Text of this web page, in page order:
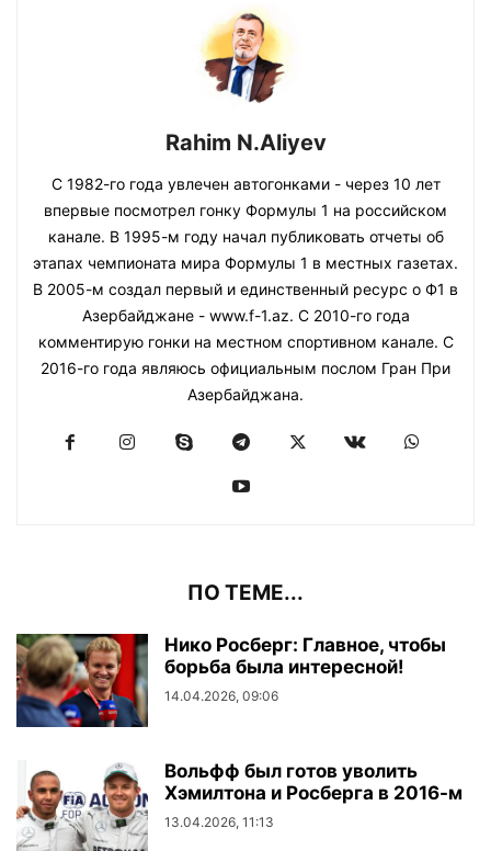
Rahim N.Aliyev
С 1982-го года увлечен автогонками - через 10 лет
впервые посмотрел гонку Формулы 1 на российском
канале. В 1995-м году начал публиковать отчеты об
этапах чемпионата мира Формулы 1 в местных газетах.
В 2005-м создал первый и единственный ресурс о Ф1 в
Азербайджане - www.f-1.az. С 2010-го года
комментирую гонки на местном спортивном канале. С
2016-го года являюсь официальным послом Гран При
Азербайджана.
ПО ТЕМЕ...
Нико Росберг: Главное, чтобы
борьба была интересной!
14.04.2026, 09:06
Вольфф был готов уволить
Хэмилтона и Росберга в 2016-м
13.04.2026, 11:13